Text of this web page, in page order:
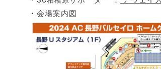
・会場案内図